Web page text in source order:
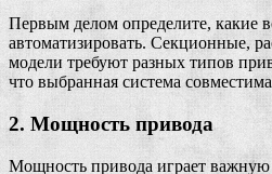
Первым делом определите, какие
автоматизировать. Секционные,
модели требуют разных типов
что выбранная система
2. Мощность привода
Мощность привода играет важную